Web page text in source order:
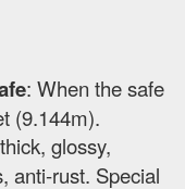
: When the safe
(9.144m).
glossy,
anti-rust. Special